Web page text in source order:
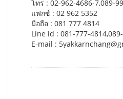
โทร : 02-962-4686-7,089-
แฟกซ์ : 02 962 5352
มือถือ : 081 777 4814
Line id : 081-777-
E-mail :